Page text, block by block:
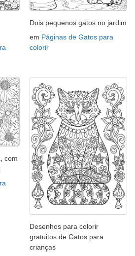
Dois pequenos gatos no jardim
em Páginas de Gatos para
colorir
com
Desenhos para colorir
gratuitos de Gatos para
crianças